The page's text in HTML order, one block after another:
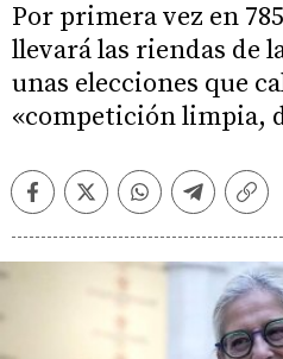
Por primera vez en
llevará las riendas de
unas elecciones que
«competición limpia,
FacebookTwitterWhatsappTelegram